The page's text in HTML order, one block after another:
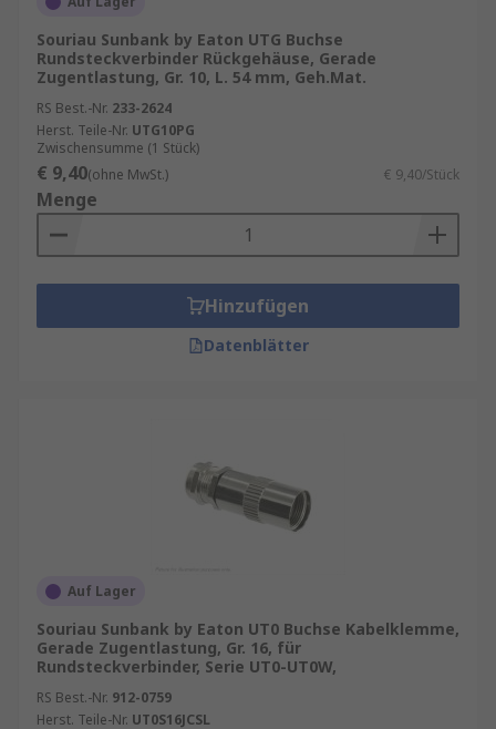
Souriau Sunbank by Eaton UTG Buchse
Rundsteckverbinder Rückgehäuse, Gerade
Zugentlastung, Gr. 10, L. 54 mm, Geh.Mat.
RS Best.-Nr. 233-2624
Herst. Teile-Nr. UTG10PG
Zwischensumme (1 Stück)
€ 9,40(ohne MwSt.) € 9,40/Stück
Menge
Hinzufügen
Datenblätter
Auf Lager
Souriau Sunbank by Eaton UT0 Buchse Kabelklemme,
Gerade Zugentlastung, Gr. 16, für
Rundsteckverbinder, Serie UT0-UT0W,
RS Best.-Nr. 912-0759
Herst. Teile-Nr. UT0S16JCSL